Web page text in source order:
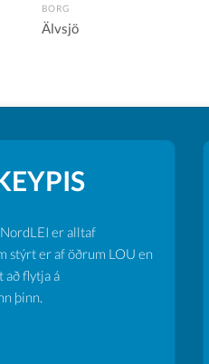
BORG
Älvsjö
er alltaf
stýrt er af öðrum LOU en
að flytja á
þinn.